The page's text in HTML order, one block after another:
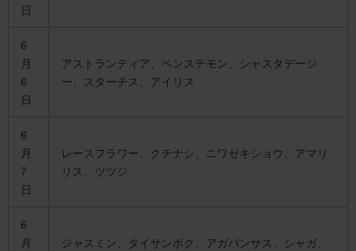
日
6
月
6
日
アストランティア、ペンステモン、シャスタデージ
ー、スターチス、アイリス
6
月
7
日
レースフラワー、クチナシ、ニワゼキショウ、アマリ
リス、ツツジ
6
月
ジャスミン、タイサンボク、アガパンサス、シャガ、